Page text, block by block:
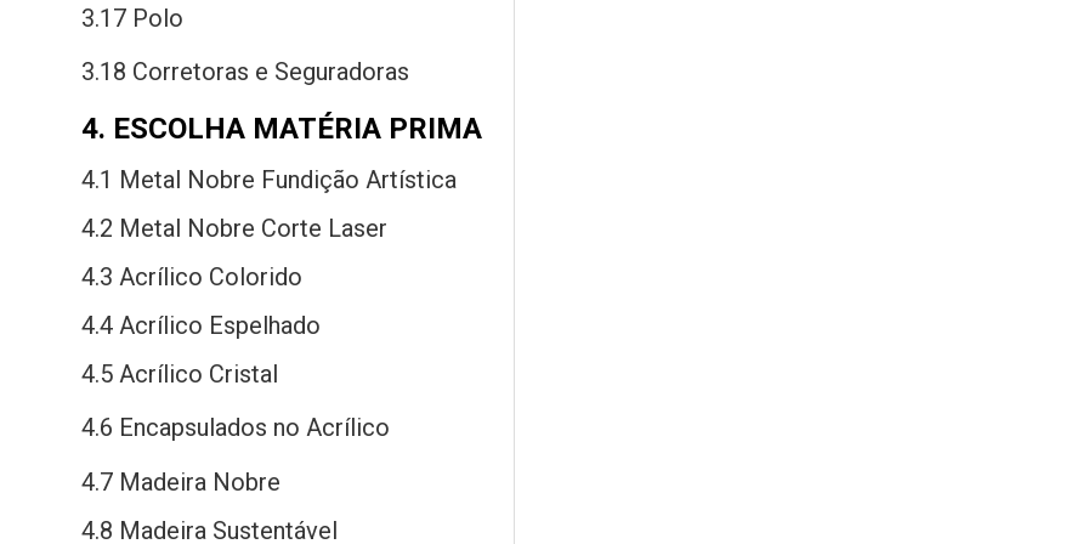
3.17 Polo
3.18 Corretoras e Seguradoras
4. ESCOLHA MATÉRIA PRIMA
4.1 Metal Nobre Fundição Artística
4.2 Metal Nobre Corte Laser
4.3 Acrílico Colorido
4.4 Acrílico Espelhado
4.5 Acrílico Cristal
4.6 Encapsulados no Acrílico
4.7 Madeira Nobre
4.8 Madeira Sustentável